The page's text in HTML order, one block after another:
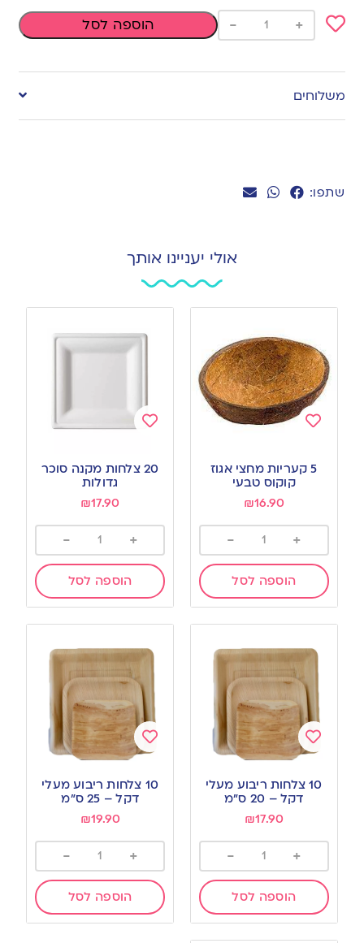
שתפו:
to
wishlist
+
- הוספה לסל
משלוחים
אולי יעניינו אותך
to
wishlist
5 קעריות מחצי אגוז
קוקוס טבעי
₪16.90
+
-
הוספה לסל
to
wishlist
20 צלחות מקנה סוכר
גדולות
₪17.90
+
-
הוספה לסל
Add
to
wishlist
10 צלחות ריבוע מעלי
דקל – 20 ס”מ
₪17.90
+
-
הוספה לסל
Add
to
wishlist
10 צלחות ריבוע מעלי
דקל – 25 ס”מ
₪19.90
+
-
הוספה לסל